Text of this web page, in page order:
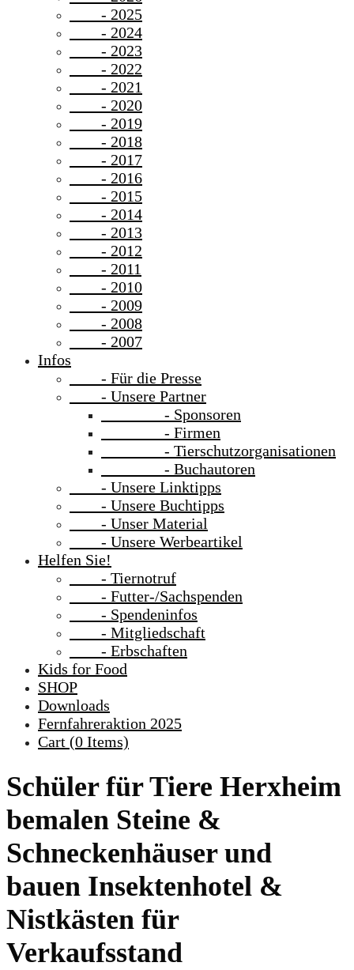
- 2025
- 2024
- 2023
- 2022
- 2021
- 2020
- 2019
- 2018
- 2017
- 2016
- 2015
- 2014
- 2013
- 2012
- 2011
- 2010
- 2009
- 2008
- 2007
Infos
- Für die Presse
- Unsere Partner
- Sponsoren
- Firmen
- Tierschutzorganisationen
- Buchautoren
- Unsere Linktipps
- Unsere Buchtipps
- Unser Material
- Unsere Werbeartikel
Helfen Sie!
- Tiernotruf
- Futter-/Sachspenden
- Spendeninfos
- Mitgliedschaft
- Erbschaften
Kids for Food
SHOP
Downloads
Fernfahreraktion 2025
Cart (0 Items)
Schüler für Tiere Herxheim
bemalen Steine &
Schneckenhäuser und
bauen Insektenhotel &
Nistkästen für
Verkaufsstand